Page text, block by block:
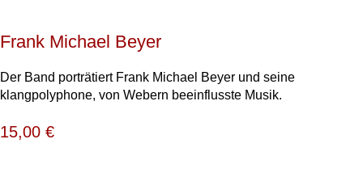
Frank Michael Beyer
Der Band porträtiert Frank Michael Beyer und seine
klangpolyphone, von Webern beeinflusste Musik.
15,00 €